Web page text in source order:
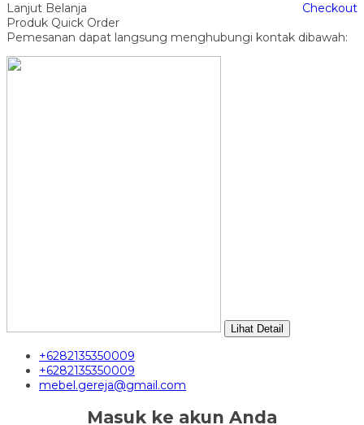
Lanjut Belanja
Checkout
Produk Quick Order
Pemesanan dapat langsung menghubungi kontak dibawah:
Lihat Detail
+6282135350009
+6282135350009
mebel.gereja@gmail.com
Masuk ke akun Anda